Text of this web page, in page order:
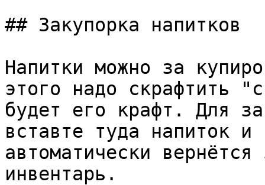
## Закупорка напитков
Напитки можно за
этого надо скрафтить
будет его крафт. Для
вставте туда напиток
автоматически
инвентарь.